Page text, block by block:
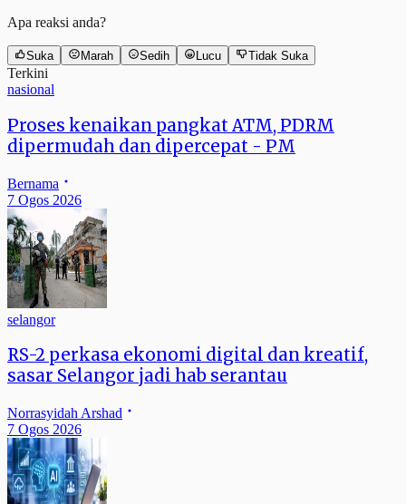
Apa reaksi anda?
Suka Marah Sedih Lucu Tidak Suka
Terkini
nasional
Proses kenaikan pangkat ATM, PDRM
dipermudah dan dipercepat - PM
Bernama
7 Ogos 2026
selangor
RS-2 perkasa ekonomi digital dan kreatif,
sasar Selangor jadi hab serantau
Norrasyidah Arshad
7 Ogos 2026